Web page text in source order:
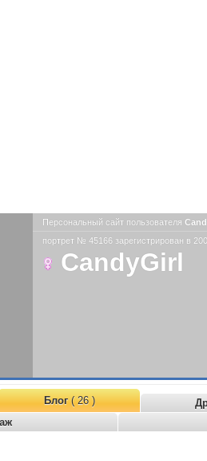
Персональный сайт пользователя
портрет № 45166 зарегистрирован в
CandyGirl
Блог( 26 )